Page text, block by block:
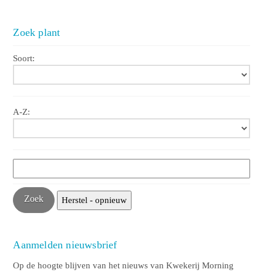
Zoek plant
Soort:
A-Z:
Aanmelden nieuwsbrief
Op de hoogte blijven van het nieuws van Kwekerij Morning